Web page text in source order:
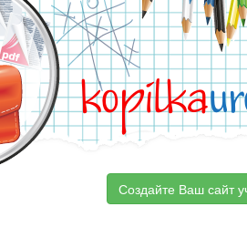
kopilka
Создайте Ваш сайт